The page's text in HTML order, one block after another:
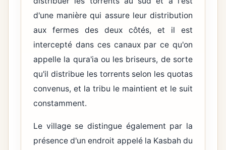
d'une manière qui assure leur distribution
aux fermes des deux côtés, et il est
intercepté dans ces canaux par ce qu'on
appelle la qura'ia ou les briseurs, de sorte
qu'il distribue les torrents selon les quotas
convenus, et la tribu le maintient et le suit
constamment.
Le village se distingue également par la
présence d'un endroit appelé la Kasbah du